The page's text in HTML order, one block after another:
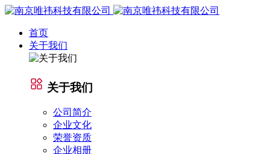
首页
关于我们
关于我们
公司简介
企业文化
荣誉资质
企业相册